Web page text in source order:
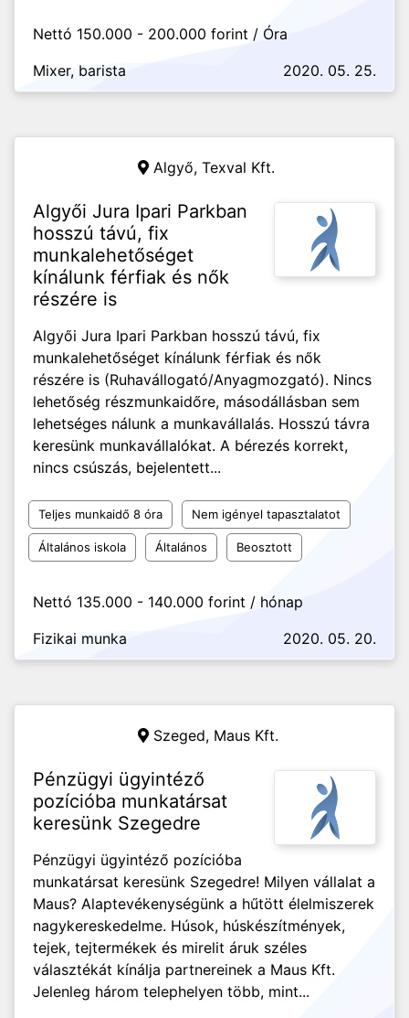
Nettó 150.000 - 200.000 forint / Óra
Mixer, barista
2020. 05. 25.
Algyő, Texval Kft.
Algyői Jura Ipari Parkban
hosszú távú, fix
munkalehetőséget
kínálunk férfiak és nők
részére is
Algyői Jura Ipari Parkban hosszú távú, fix
munkalehetőséget kínálunk férfiak és nők
részére is (Ruhavállogató/Anyagmozgató). Nincs
lehetőség részmunkaidőre, másodállásban sem
lehetséges nálunk a munkavállalás. Hosszú távra
keresünk munkavállalókat. A bérezés korrekt,
nincs csúszás, bejelentett...
Teljes munkaidő 8 óra Nem igényel tapasztalatot
Általános iskola Általános Beosztott
Nettó 135.000 - 140.000 forint / hónap
Fizikai munka
2020. 05. 20.
Szeged, Maus Kft.
Pénzügyi ügyintéző
pozícióba munkatársat
keresünk Szegedre
Pénzügyi ügyintéző pozícióba
munkatársat keresünk Szegedre! Milyen vállalat a
Maus? Alaptevékenységünk a hűtött élelmiszerek
nagykereskedelme. Húsok, húskészítmények,
tejek, tejtermékek és mirelit áruk széles
választékát kínálja partnereinek a Maus Kft.
Jelenleg három telephelyen több, mint...